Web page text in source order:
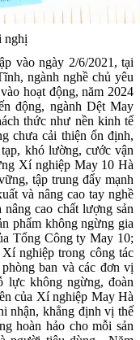
nghị
vào ngày 2/6/2021, tại
ngành nghề chủ yêu
hoạt động, năm 2024
động, ngành Dệt May
thức như nền kinh tế
chưa cải thiện ổn định,
khó lường, cước vận
Xí nghiệp May 10 Hà
tập trung đẩy mạnh
và nâng cao tay nghề
cao chất lượng sản
phẩm không ngừng gia
Tổng Công ty May 10;
nghiệp trong công tác
ban và các đơn vị
lực không ngừng, đoàn
của Xí nghiệp May Hà
nhận, khẳng định vị thế
hoàn hảo cho mỗi sản